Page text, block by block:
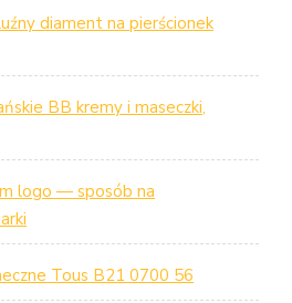
diament na pierścionek
BB kremy i maseczki,
logo — sposób na
Tous B21 0700 56